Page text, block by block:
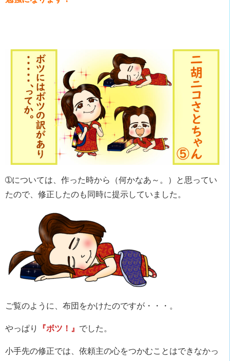
➀については、作った時から（何かなあ～。）と思ってい
たので、修正したのも同時に提示していました。
ご覧のように、布団をかけたのですが・・・。
やっぱり 『ボツ！』 でした。
小手先の修正では、依頼主の心をつかむことはできなかっ